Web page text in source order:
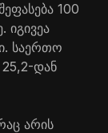
100
იგივეა
საერთო
25,2-დან
არის